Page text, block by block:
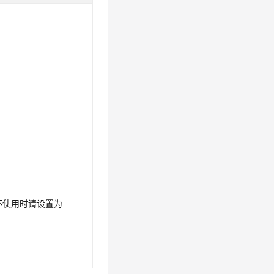
用时请设置为